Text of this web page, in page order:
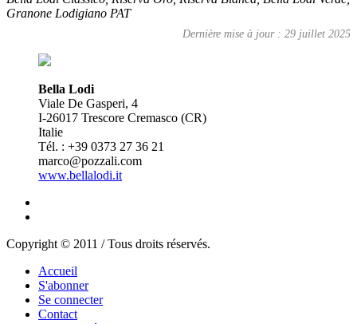
Granone Lodigiano PAT
Dernière mise à jour : 29 juillet 2025
Bella Lodi
Viale De Gasperi, 4
I-26017 Trescore Cremasco (CR)
Italie
Tél. : +39 0373 27 36 21
marco@pozzali.com
www.bellalodi.it
Copyright © 2011 / Tous droits réservés.
Accueil
S'abonner
Se connecter
Contact